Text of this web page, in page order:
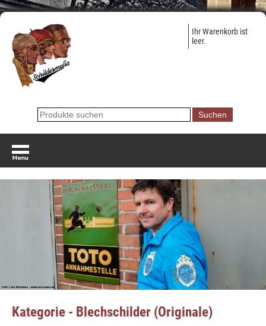
Ihr Warenkorb ist
leer.
Kategorie - Blechschilder (Originale)